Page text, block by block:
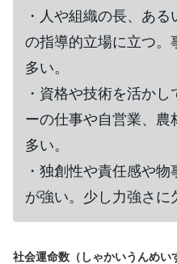
・人や組織の長、あ
の指導的立場に立つ。
多い。
・資格や技術を活か
ーの仕事や自営業、
多い。
・独創性や責任感や
が強い。少し力強さに
社会運命数（しゃかいうんめい